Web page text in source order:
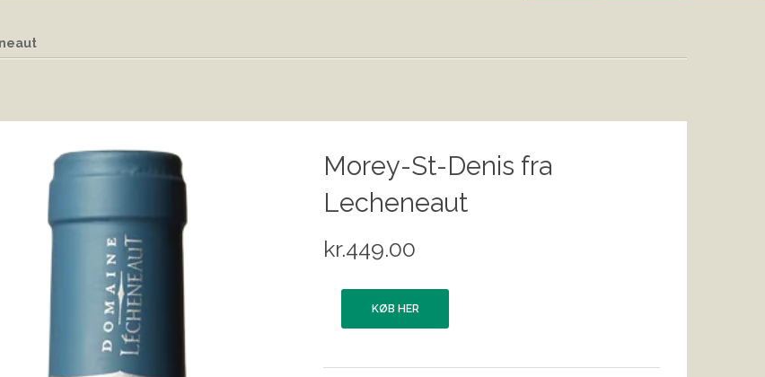
Morey-St-Denis fra
Lecheneaut
kr.449.00
KØB HER